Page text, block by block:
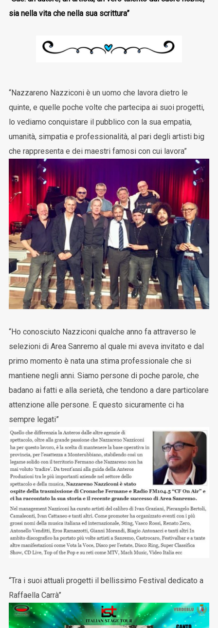
sia nella vita che nella sua scrittura”
“Nazzareno Nazziconi è un uomo che lavora dietro le
quinte, e quelle poche volte che partecipa ai suoi progetti,
lo vediamo conquistare il pubblico con la sua empatia,
umanità, simpatia e professionalità, al pari degli artisti big
che rappresenta e dei maestri famosi con cui lavora”
“Ho conosciuto Nazziconi qualche anno fa attraverso le
selezioni di Area Sanremo al quale mi aveva invitato e dal
primo momento è nata una stima professionale che si
mantiene negli anni. Siamo persone di poche parole, che
badano ai fatti e alla serietà, che tendono a dare particolare
attenzione alle persone. E questo sicuramente ci ha
sempre legati”
“Tra i suoi attuali progetti il bellissimo Festival dedicato a
Raffaella Carrà”